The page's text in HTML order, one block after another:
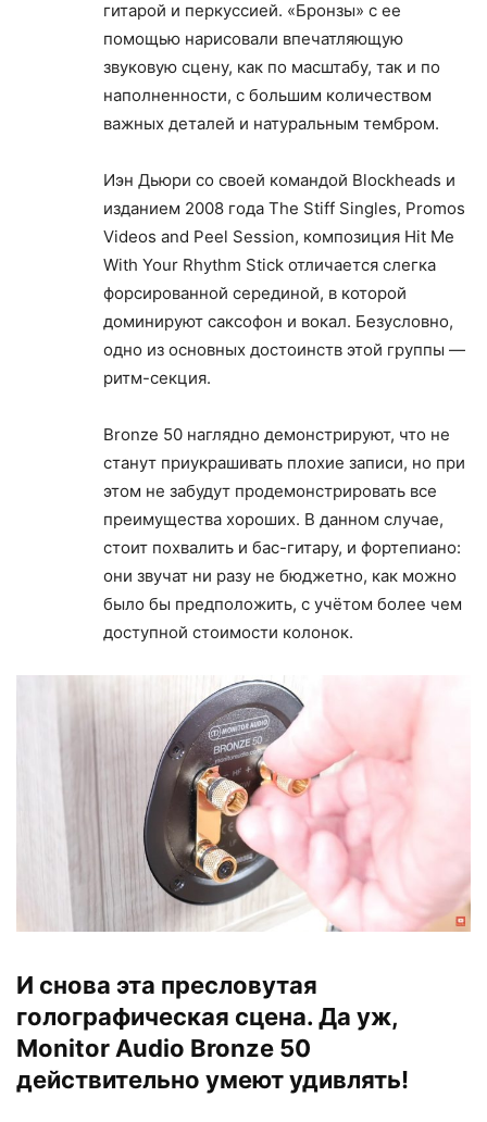
гитарой и перкуссией. «Бронзы» с ее
помощью нарисовали впечатляющую
звуковую сцену, как по масштабу, так и по
наполненности, с большим количеством
важных деталей и натуральным тембром.
Иэн Дьюри со своей командой Blockheads и
изданием 2008 года The Stiff Singles, Promos
Videos and Peel Session, композиция Hit Me
With Your Rhythm Stick отличается слегка
форсированной серединой, в которой
доминируют саксофон и вокал. Безусловно,
одно из основных достоинств этой группы —
ритм-секция.
Bronze 50 наглядно демонстрируют, что не
станут приукрашивать плохие записи, но при
этом не забудут продемонстрировать все
преимущества хороших. В данном случае,
стоит похвалить и бас-гитару, и фортепиано:
они звучат ни разу не бюджетно, как можно
было бы предположить, с учётом более чем
доступной стоимости колонок.
И снова эта пресловутая
голографическая сцена. Да уж,
Monitor Audio Bronze 50
действительно умеют удивлять!